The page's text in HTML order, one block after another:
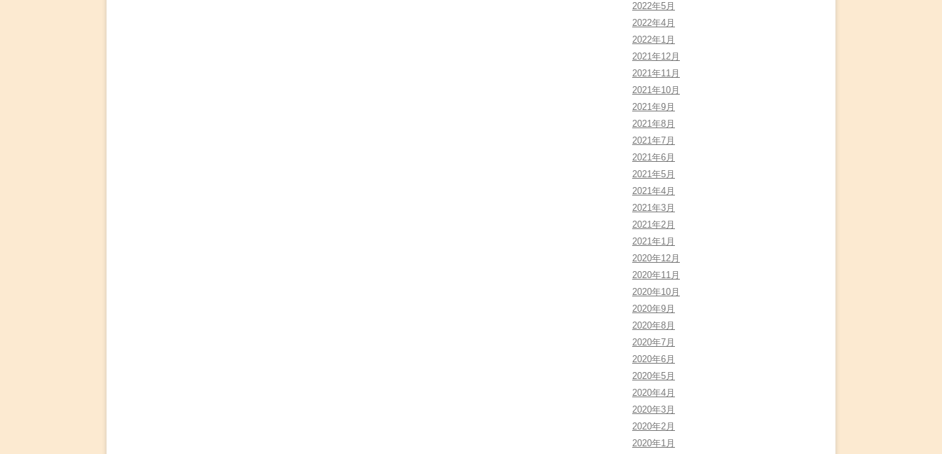
2022年5月
2022年4月
2022年1月
2021年12月
2021年11月
2021年10月
2021年9月
2021年8月
2021年7月
2021年6月
2021年5月
2021年4月
2021年3月
2021年2月
2021年1月
2020年12月
2020年11月
2020年10月
2020年9月
2020年8月
2020年7月
2020年6月
2020年5月
2020年4月
2020年3月
2020年2月
2020年1月